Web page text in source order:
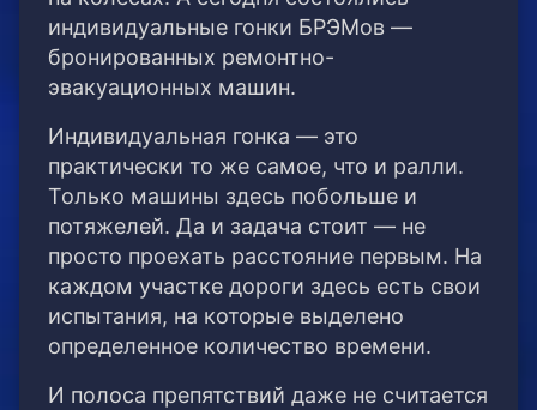
индивидуальные гонки БРЭМов —
бронированных ремонтно-
эвакуационных машин.
Индивидуальная гонка — это
практически то же самое, что и ралли.
Только машины здесь побольше и
потяжелей. Да и задача стоит — не
просто проехать расстояние первым. На
каждом участке дороги здесь есть свои
испытания, на которые выделено
определенное количество времени.
И полоса препятствий даже не считается